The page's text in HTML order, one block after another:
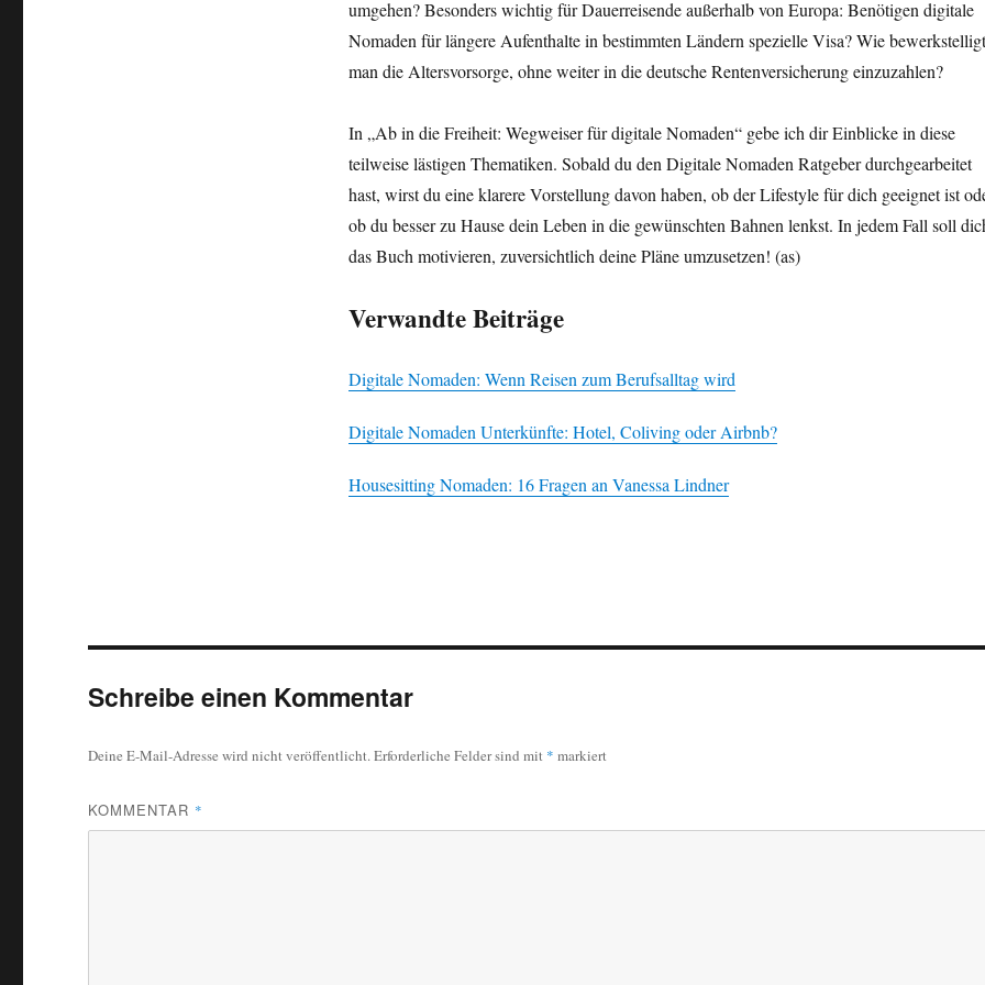
umgehen? Besonders wichtig für Dauerreisende außerhalb von Europa: Benötigen digitale
Nomaden für längere Aufenthalte in bestimmten Ländern spezielle Visa? Wie bewerkstelligt
man die Altersvorsorge, ohne weiter in die deutsche Rentenversicherung einzuzahlen?
In „Ab in die Freiheit: Wegweiser für digitale Nomaden“ gebe ich dir Einblicke in diese
teilweise lästigen Thematiken. Sobald du den Digitale Nomaden Ratgeber durchgearbeitet
hast, wirst du eine klarere Vorstellung davon haben, ob der Lifestyle für dich geeignet ist
ob du besser zu Hause dein Leben in die gewünschten Bahnen lenkst. In jedem Fall soll
das Buch motivieren, zuversichtlich deine Pläne umzusetzen! (as)
Verwandte Beiträge
Digitale Nomaden: Wenn Reisen zum Berufsalltag wird
Digitale Nomaden Unterkünfte: Hotel, Coliving oder Airbnb?
Housesitting Nomaden: 16 Fragen an Vanessa Lindner
Schreibe einen Kommentar
Deine E-Mail-Adresse wird nicht veröffentlicht.Erforderliche Felder sind mit * markiert
KOMMENTAR *